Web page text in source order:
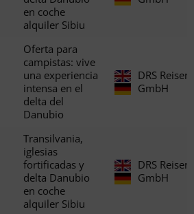
en coche
alquiler Sibiu
Oferta para
campistas: vive
una experiencia
intensa en el
delta del
Danubio
DRS Reisen
GmbH
Transilvania,
iglesias
fortificadas y
delta Danubio
en coche
alquiler Sibiu
DRS Reisen
GmbH